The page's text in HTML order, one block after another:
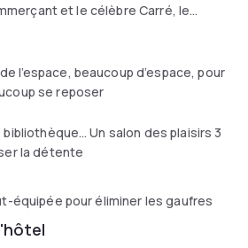
et le célèbre Carré, le
l’espace, beaucoup d’espace, pour
se reposer
Un salon des plaisirs 3
la détente
équipée pour éliminer les gaufres